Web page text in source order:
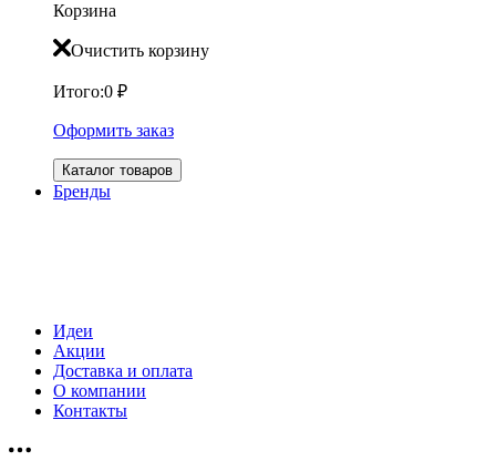
Корзина
Очистить корзину
Итого:0 ₽
Оформить заказ
Каталог товаров
Бренды
Идеи
Акции
Доставка и оплата
О компании
Контакты